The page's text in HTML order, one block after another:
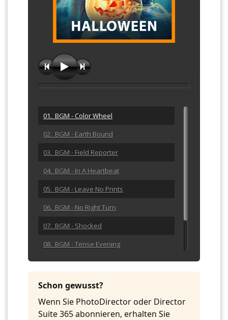
01. BGM - Color Wheel
02. BGM - Earth Bound
03. BGM - Field Reporter
04. BGM - In A Heartbeat
05. BGM - Leave No Prints
06. BGM - No Right Turn
07. BGM - Shocked
08. BGM - Tense Evening
09. BGM - The Gavel
10. BGM - Trail Light
Schon gewusst?
Wenn Sie PhotoDirector oder Director
Suite 365 abonnieren, erhalten Sie